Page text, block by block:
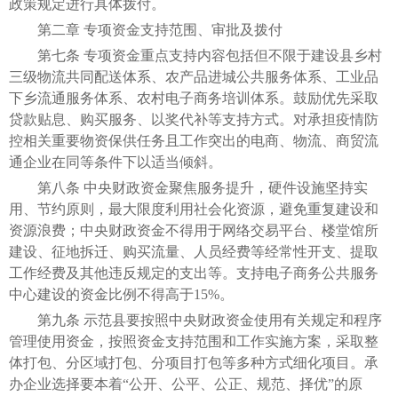
政策规定进行具体拨付。
第二章 专项资金支持范围、审批及拨付
第七条 专项资金重点支持内容包括但不限于建设县乡村
三级物流共同配送体系、农产品进城公共服务体系、工业品
下乡流通服务体系、农村电子商务培训体系。鼓励优先采取
贷款贴息、购买服务、以奖代补等支持方式。对承担疫情防
控相关重要物资保供任务且工作突出的电商、物流、商贸流
通企业在同等条件下以适当倾斜。
第八条 中央财政资金聚焦服务提升，硬件设施坚持实
用、节约原则，最大限度利用社会化资源，避免重复建设和
资源浪费；中央财政资金不得用于网络交易平台、楼堂馆所
建设、征地拆迁、购买流量、人员经费等经常性开支、提取
工作经费及其他违反规定的支出等。支持电子商务公共服务
中心建设的资金比例不得高于15%。
第九条 示范县要按照中央财政资金使用有关规定和程序
管理使用资金，按照资金支持范围和工作实施方案，采取整
体打包、分区域打包、分项目打包等多种方式细化项目。承
办企业选择要本着“公开、公平、公正、规范、择优”的原